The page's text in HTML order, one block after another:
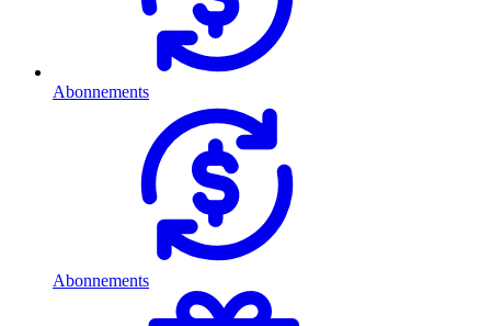
Abonnements
Abonnements